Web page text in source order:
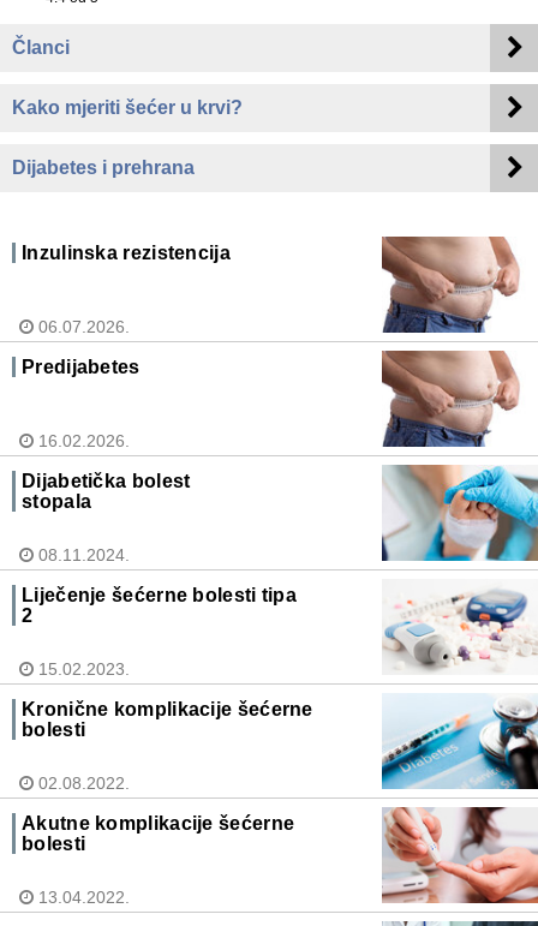
Članci
Kako mjeriti šećer u krvi?
Dijabetes i prehrana
Inzulinska rezistencija
06.07.2026.
Predijabetes
16.02.2026.
Dijabetička bolest
stopala
08.11.2024.
Liječenje šećerne bolesti tipa
2
15.02.2023.
Kronične komplikacije šećerne
bolesti
02.08.2022.
Akutne komplikacije šećerne
bolesti
13.04.2022.